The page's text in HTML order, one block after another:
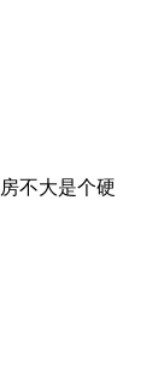
不大是个硬